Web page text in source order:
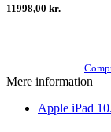
11998,00 kr.
Mere information
Apple iPad